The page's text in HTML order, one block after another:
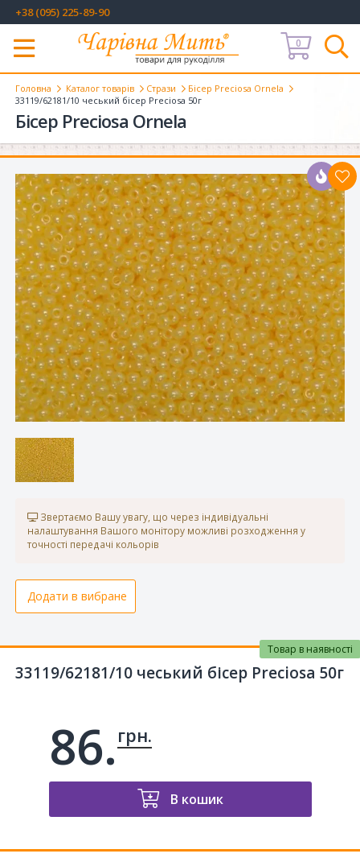
+38 (095) 225-89-90
Меню
0
Головна Каталог товарів Стрази
Бісер Preciosa Ornela
33119/62181/10 чеський бісер Preciosa 50г
Бісер Preciosa Ornela
Звертаємо Вашу увагу, що через індивідуальні
налаштування Вашого монітору можливі розходження у
точності передачі кольорів
Додати в вибране
33119/62181/10 чеський бісер Preciosa 50г
Товар в наявності
86. грн.
В кошик